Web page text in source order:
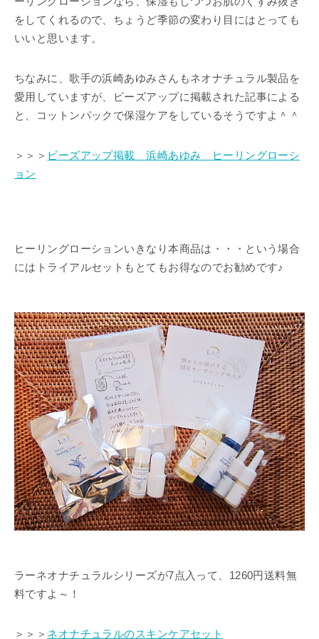
をしてくれるので、ちょうど季節の変わり目にはとっても
いいと思います。
ちなみに、歌手の浜崎あゆみさんもネオナチュラル製品を
愛用していますが、ビーズアップに掲載された記事による
と、コットンパックで保湿ケアをしているそうですよ＾＾
＞＞＞ ビーズアップ掲載 浜崎あゆみ ヒーリングローシ
ョン
ヒーリングローションいきなり本商品は・・・という場合
にはトライアルセットもとてもお得なのでお勧めです♪
ラーネオナチュラルシリーズが7点入って、1260円送料無
料ですよ～！
＞＞＞ ネオナチュラルのスキンケアセット